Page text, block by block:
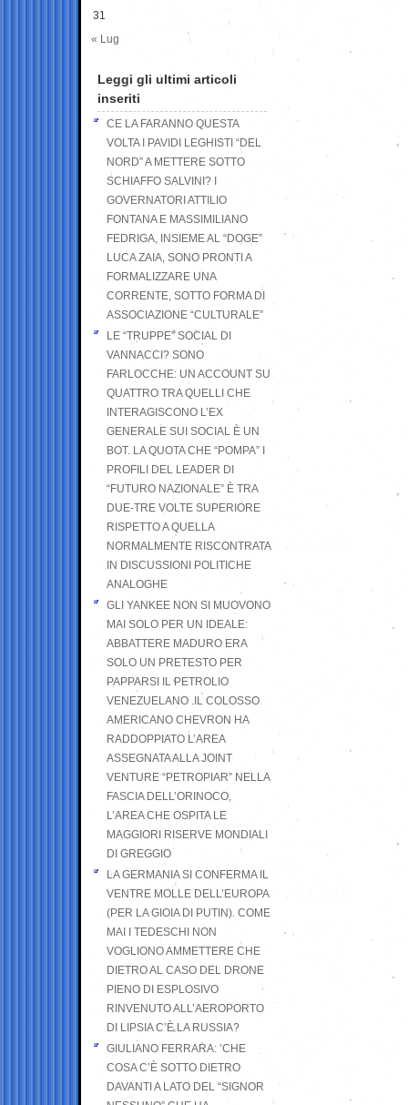
31
« Lug
Leggi gli ultimi articoli
inseriti
CE LA FARANNO QUESTA
VOLTA I PAVIDI LEGHISTI “DEL
NORD” A METTERE SOTTO
SCHIAFFO SALVINI? I
GOVERNATORI ATTILIO
FONTANA E MASSIMILIANO
FEDRIGA, INSIEME AL “DOGE”
LUCA ZAIA, SONO PRONTI A
FORMALIZZARE UNA
CORRENTE, SOTTO FORMA DI
ASSOCIAZIONE “CULTURALE”
LE “TRUPPE” SOCIAL DI
VANNACCI? SONO
FARLOCCHE: UN ACCOUNT SU
QUATTRO TRA QUELLI CHE
INTERAGISCONO L’EX
GENERALE SUI SOCIAL È UN
BOT. LA QUOTA CHE “POMPA” I
PROFILI DEL LEADER DI
“FUTURO NAZIONALE” È TRA
DUE-TRE VOLTE SUPERIORE
RISPETTO A QUELLA
NORMALMENTE RISCONTRATA
IN DISCUSSIONI POLITICHE
ANALOGHE
GLI YANKEE NON SI MUOVONO
MAI SOLO PER UN IDEALE:
ABBATTERE MADURO ERA
SOLO UN PRETESTO PER
PAPPARSI IL PETROLIO
VENEZUELANO .IL COLOSSO
AMERICANO CHEVRON HA
RADDOPPIATO L’AREA
ASSEGNATA ALLA JOINT
VENTURE “PETROPIAR” NELLA
FASCIA DELL’ORINOCO,
L’AREA CHE OSPITA LE
MAGGIORI RISERVE MONDIALI
DI GREGGIO
LA GERMANIA SI CONFERMA IL
VENTRE MOLLE DELL’EUROPA
(PER LA GIOIA DI PUTIN). COME
MAI I TEDESCHI NON
VOGLIONO AMMETTERE CHE
DIETRO AL CASO DEL DRONE
PIENO DI ESPLOSIVO
RINVENUTO ALL’AEROPORTO
DI LIPSIA C’È LA RUSSIA?
GIULIANO FERRARA: ’CHE
COSA C’È SOTTO DIETRO
DAVANTI A LATO DEL “SIGNOR